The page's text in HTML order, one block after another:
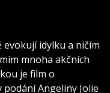
idylku a ničím
mnoha akčních
je film o
Angeliny Jolie